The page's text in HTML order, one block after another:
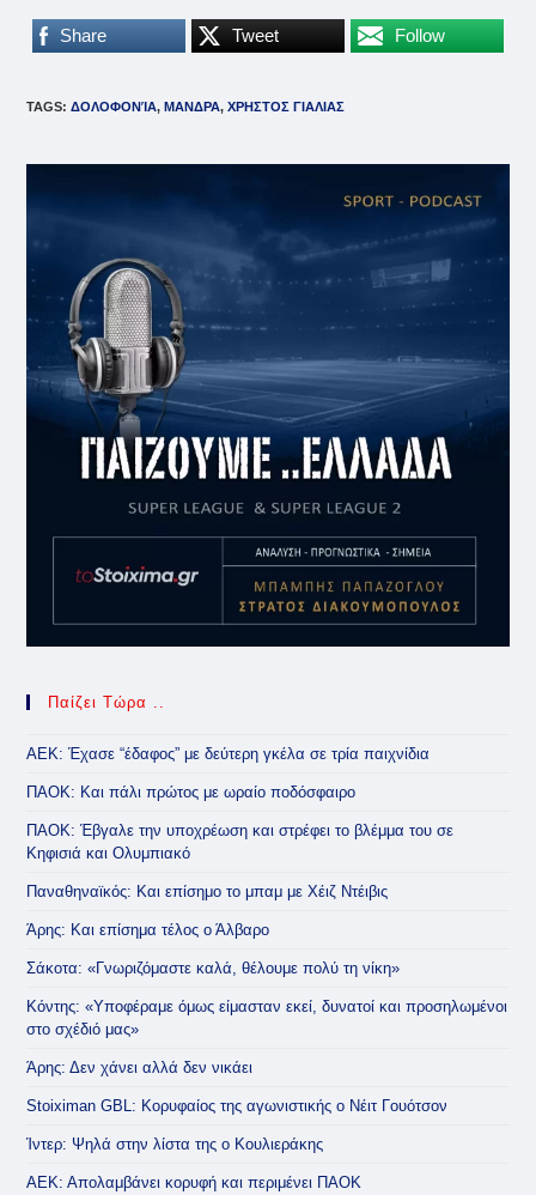
Share Tweet Follow
TAGS:ΔΟΛΟΦΟΝΊΑ, ΜΑΝΔΡΑ, ΧΡΗΣΤΟΣ ΓΙΑΛΙΑΣ
Παίζει Τώρα ..
ΑΕΚ: Έχασε “έδαφος” με δεύτερη γκέλα σε τρία παιχνίδια
ΠΑΟΚ: Και πάλι πρώτος με ωραίο ποδόσφαιρο
ΠΑΟΚ: Έβγαλε την υποχρέωση και στρέφει το βλέμμα του σε
Κηφισιά και Ολυμπιακό
Παναθηναϊκός: Και επίσημο το μπαμ με Χέιζ Ντέιβις
Άρης: Και επίσημα τέλος ο Άλβαρο
Σάκοτα: «Γνωριζόμαστε καλά, θέλουμε πολύ τη νίκη»
Κόντης: «Υποφέραμε όμως είμασταν εκεί, δυνατοί και προσηλωμένοι
στο σχέδιό μας»
Άρης: Δεν χάνει αλλά δεν νικάει
Stoiximan GBL: Κορυφαίος της αγωνιστικής ο Νέιτ Γουότσον
Ίντερ: Ψηλά στην λίστα της ο Κουλιεράκης
ΑΕΚ: Απολαμβάνει κορυφή και περιμένει ΠΑΟΚ